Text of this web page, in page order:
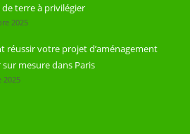
terre à privilégier
2025
réussir votre projet d’aménagement
sur mesure dans Paris
2025